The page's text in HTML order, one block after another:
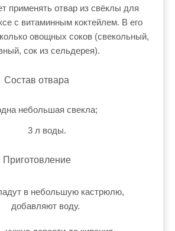
применять отвар из свёклы для
с витаминным коктейлем. В его
овощных соков (свекольный,
сок из сельдерея).
Состав отвара
небольшая свекла;
3 л воды.
Приготовление
в небольшую кастрюлю,
добавляют воду.